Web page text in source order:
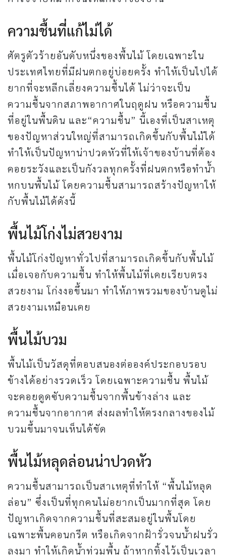
ความชื้นที่แก้ไม่ได้
ศัตรูตัวร้ายอันดับหนึ่งของพื้นไม้ โดยเฉพาะใน
ประเทศไทยที่มีฝนตกอยู่บ่อยครั้ง ทำให้เป็นไปได้
ยากที่จะหลีกเลี่ยงความชื้นได้ ไม่ว่าจะเป็น
ความชื้นจากสภาพอากาศในฤดูฝน หรือความชื้น
ที่อยู่ในพื้นดิน และ“ความชื้น” นี้เองที่เป็นสาเหตุ
ของปัญหาส่วนใหญ่ที่สามารถเกิดขึ้นกับพื้นไม้ได้
ทำให้เป็นปัญหาน่าปวดหัวที่ให้เจ้าของบ้านที่ต้อง
คอยระวังและเป็นกังวลทุกครั้งที่ฝนตกหรือทำน้ำ
หกบนพื้นไม้ โดยความชื้นสามารถสร้างปัญหาให้
กับพื้นไม้ได้ดังนี้
พื้นไม้โก่งไม่สวยงาม
พื้นไม้โก่งปัญหาทั่วไปที่สามารถเกิดขึ้นกับพื้นไม้
เมื่อเจอกับความชื้น ทำให้พื้นไม้ที่เคยเรียบตรง
สวยงาม โก่งงอขึ้นมา ทำให้ภาพรวมของบ้านดูไม่
สวยงามเหมือนเคย
พื้นไม้บวม
พื้นไม้เป็นวัสดุที่ตอบสนองต่อองค์ประกอบรอบ
ข้างได้อย่างรวดเร็ว โดยเฉพาะความชื้น พื้นไม้
จะคอยดูดซับความชื้นจากพื้นข้างล่าง และ
ความชื้นจากอากาศ ส่งผลทำให้ตรงกลางของไม้
บวมขึ้นมาจนเห็นได้ชัด
พื้นไม้หลุดล่อนน่าปวดหัว
ความชื้นสามารถเป็นสาเหตุที่ทำให้ “พื้นไม้หลุด
ล่อน” ซึ่งเป็นที่ทุกคนไม่อยากเป็นมากที่สุด โดย
ปัญหาเกิดจากความชื้นที่สะสมอยู่ในพื้นโดย
เฉพาะพื้นคอนกรีต หรือเกิดจากฝ้ารั่วจนน้ำฝนรั่ว
ลงมา ทำให้เกิดน้ำท่วมพื้น ถ้าหากทิ้งไว้เป็นเวลา